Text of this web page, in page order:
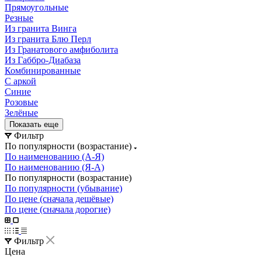
Прямоугольные
Резные
Из гранита Винга
Из гранита Блю Перл
Из Гранатового амфиболита
Из Габбро-Диабаза
Комбинированные
С аркой
Синие
Розовые
Зелёные
Показать еще
Фильтр
По популярности (возрастание)
По наименованию (А-Я)
По наименованию (Я-А)
По популярности (возрастание)
По популярности (убывание)
По цене (сначала дешёвые)
По цене (сначала дорогие)
Фильтр
Цена